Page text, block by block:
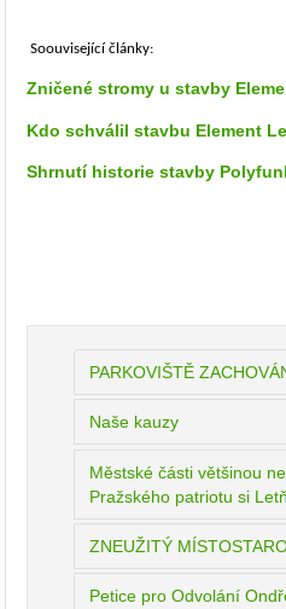
Soouvisející články:
Zničené stromy u stavby
Kdo schválil stavbu Element
Shrnutí historie stavby
PARKOVIŠTĚ
Naše kauzy
Městské části většinou
Pražského patriotu si
ZNEUŽITÝ
Petice pro Odvolání